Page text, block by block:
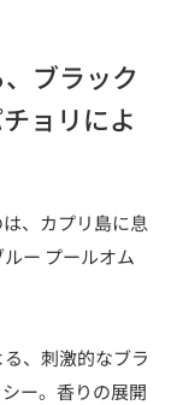
ブラック
ョリによ
、カプリ島に息
ー プールオム
、刺激的なブラ
ー。香りの展開